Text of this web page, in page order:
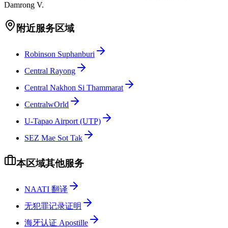
Damrong V.
附近服务区域
Robinson Suphanburi
Central Rayong
Central Nakhon Si Thammarat
CentralwOrld
U-Tapao Airport (UTP)
SEZ Mae Sot Tak
本区域其他服务
NAATI 翻译
无犯罪记录证明
海牙认证 Apostille